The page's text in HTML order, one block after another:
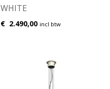
WHITE
€ 2.490,00 incl btw